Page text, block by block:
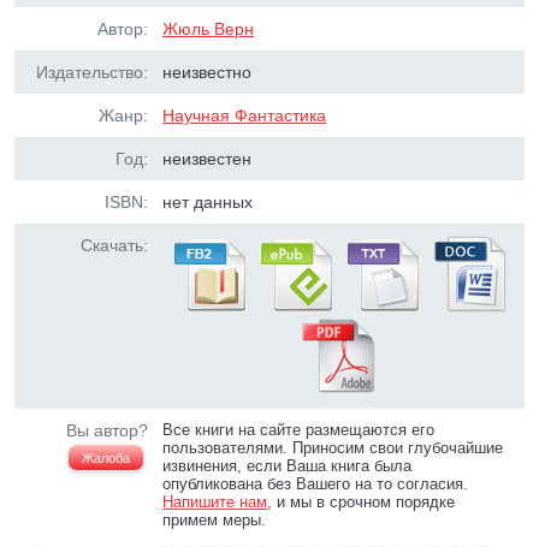
Автор: Жюль Верн
Издательство: неизвестно
Жанр: Научная Фантастика
Год: неизвестен
ISBN: нет данных
Скачать:
Вы автор?
Жалоба
Все книги на сайте размещаются его
пользователями. Приносим свои глубочайшие
извинения, если Ваша книга была
опубликована без Вашего на то согласия.
Напишите нам, и мы в срочном порядке
примем меры.